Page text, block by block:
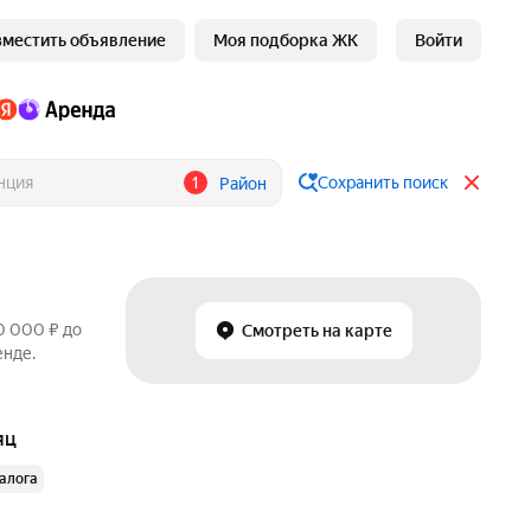
объявление Моя подборка ЖК Войти
1 Район Сохранить поиск
Смотреть на карте
000 ₽ до